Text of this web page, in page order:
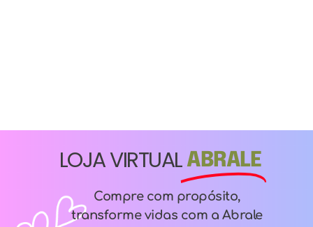
LOJA VIRTUALABRALE
Compre com propósito,
transforme vidas com a Abrale